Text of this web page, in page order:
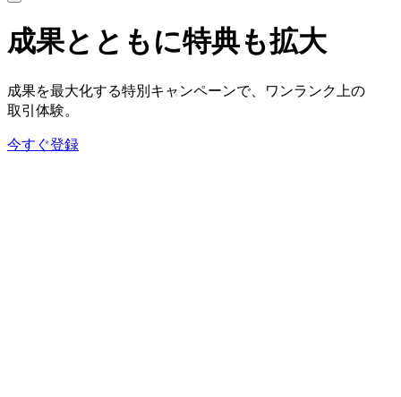
成果とともに特典も拡大
成果を最大化する特別キャンペーンで、 ワンランク上の
取引体験。
今すぐ登録